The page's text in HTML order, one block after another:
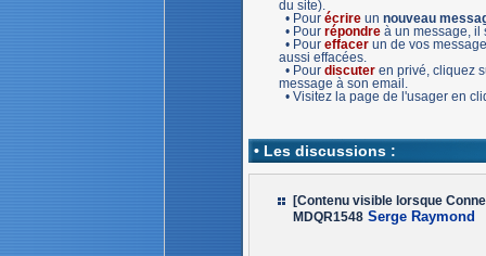
du site).
• Pour écrireun nouveau
• Pour répondreà un message, il
• Pour effacerun de vos
aussi effacées.
• Pour discuteren privé, cliquez
message à son email.
• Visitez la page de l'usager en
• Les discussions :
[Contenu visible lorsque
MDQR1548 Serge Raymond